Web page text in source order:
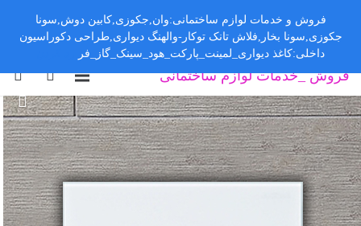
فروش _خدمات لوازم ساختمانی
فروش و خدمات لوازم ساختمانی:وان,جکوزی,کابین دوش,سونا
جکوزی,سونا بخار,فلاش تانک توکار-والهنگ دیواری,طراحی دکوراسیون
داخلی:کاغذ دیواری_لمینت_پارکت_هود_سینک_گاز_فر